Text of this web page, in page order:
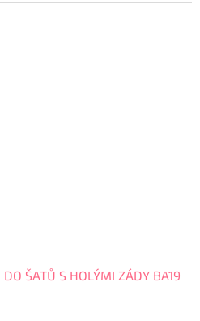
ŠATŮ S HOLÝMI ZÁDY BA19